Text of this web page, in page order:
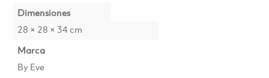
Dimensiones
28 × 28 × 34 cm
Marca
By Eve